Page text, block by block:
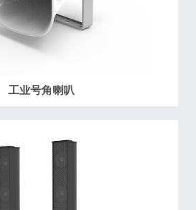
工业号角喇叭